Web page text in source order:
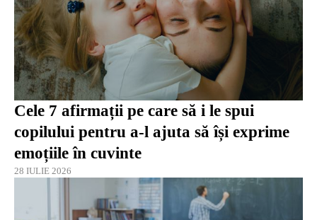
Cele 7 afirmații pe care să i le spui
copilului pentru a-l ajuta să își exprime
emoțiile în cuvinte
28 IULIE 2026